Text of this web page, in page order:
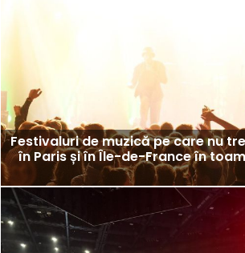
Festivaluri de muzică pe care nu
în Paris și în Île-de-France în